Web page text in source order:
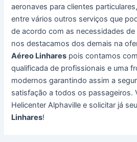
aeronaves para clientes
entre vários outros serviços que
de acordo com as necessidades
nos destacamos dos demais na
Aéreo Linhares pois contamos
qualificada de profissionais e uma
modernos garantindo assim a
satisfação a todos os passageiros.
Helicenter Alphaville e solicitar já
Linhares!